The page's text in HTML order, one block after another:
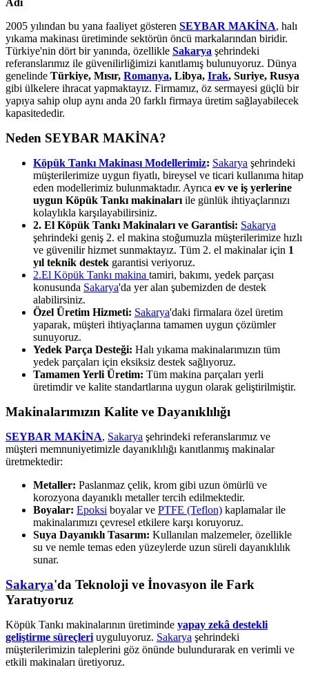
2005 yılından bu yana faaliyet gösteren SEYBAR MAKİNA, halı
yıkama makinası üretiminde sektörün öncü markalarından biridir.
Türkiye'nin dört bir yanında, özellikle Sakarya şehrindeki
referanslarımız ile güvenilirliğimizi kanıtlamış bulunuyoruz. Dünya
genelinde Türkiye, Mısır, Romanya, Libya, Irak, Suriye, Rusya
gibi ülkelere ihracat yapmaktayız. Firmamız, öz sermayesi güçlü bir
yapıya sahip olup aynı anda 20 farklı firmaya üretim sağlayabilecek
kapasitededir.
Neden SEYBAR MAKİNA?
Köpük Tankı Makinası Modellerimiz: Sakarya şehrindeki
müşterilerimize uygun fiyatlı, bireysel ve ticari kullanıma hitap
eden modellerimiz bulunmaktadır. Ayrıca ev ve iş yerlerine
uygun Köpük Tankı makinaları ile günlük ihtiyaçlarınızı
kolaylıkla karşılayabilirsiniz.
2. El Köpük Tankı Makinaları ve Garantisi: Sakarya
şehrindeki geniş 2. el makina stoğumuzla müşterilerimize hızlı
ve güvenilir hizmet sunmaktayız. Tüm 2. el makinalar için 1
yıl teknik destek garantisi veriyoruz.
2.El Köpük Tankı makina tamiri, bakımı, yedek parçası
konusunda Sakarya'da yer alan şubemizden de destek
alabilirsiniz.
Özel Üretim Hizmeti: Sakarya'daki firmalara özel üretim
yaparak, müşteri ihtiyaçlarına tamamen uygun çözümler
sunuyoruz.
Yedek Parça Desteği: Halı yıkama makinalarımızın tüm
yedek parçaları için eksiksiz destek sağlıyoruz.
Tamamen Yerli Üretim: Tüm makina parçaları yerli
üretimdir ve kalite standartlarına uygun olarak geliştirilmiştir.
Makinalarımızın Kalite ve Dayanıklılığı
SEYBAR MAKİNA, Sakarya şehrindeki referanslarımız ve
müşteri memnuniyetimizle dayanıklılığı kanıtlanmış makinalar
üretmektedir:
Metaller: Paslanmaz çelik, krom gibi uzun ömürlü ve
korozyona dayanıklı metaller tercih edilmektedir.
Boyalar: Epoksi boyalar ve PTFE (Teflon) kaplamalar ile
makinalarımızı çevresel etkilere karşı koruyoruz.
Suya Dayanıklı Tasarım: Kullanılan malzemeler, özellikle
su ve nemle temas eden yüzeylerde uzun süreli dayanıklılık
sunar.
Sakarya'da Teknoloji ve İnovasyon ile Fark
Yaratıyoruz
Köpük Tankı makinalarının üretiminde yapay zekâ destekli
geliştirme süreçleri uyguluyoruz. Sakarya şehrindeki
müşterilerimizin taleplerini göz önünde bulundurarak en verimli ve
etkili makinaları üretiyoruz.